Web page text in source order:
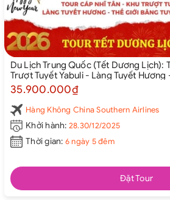
Du Lịch Trung Quốc (Tết Dương Lịch):
Trượt Tuyết Yabuli - Làng Tuyết Hương
35.900.000₫
Hàng Không China Southern Airlines
Khởi hành: 28.30/12/2025
Thời gian: 6 ngày 5 đêm
Đặt Tour